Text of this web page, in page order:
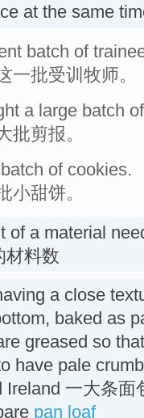
at the same
batch of
一批受训牧师。
a large batch
批剪报。
of cookies.
小甜饼。
of a material
材料数
a close
baked as
greased so
have pale
Ireland 一大条面
pan loaf